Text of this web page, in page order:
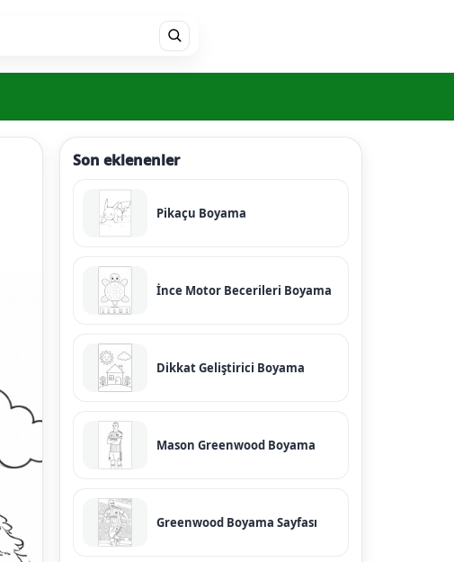
Son eklenenler
Pikaçu Boyama
İnce Motor Becerileri Boyama
Dikkat Geliştirici Boyama
Mason Greenwood Boyama
Greenwood Boyama Sayfası